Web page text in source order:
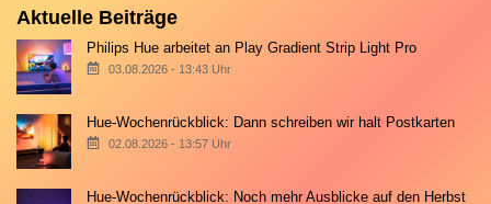
Aktuelle Beiträge
Philips Hue arbeitet an Play Gradient Strip Light Pro
03.08.2026 - 13:43 Uhr
Hue-Wochenrückblick: Dann schreiben wir halt Postkarten
02.08.2026 - 13:57 Uhr
Hue-Wochenrückblick: Noch mehr Ausblicke auf den Herbst